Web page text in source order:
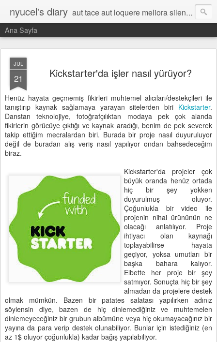
nyucel's diary aut tace aut loquere meliora silentio
Ana Sayfa
JUL
21 Kickstarter'da işler nasıl yürüyor?
Henüz hayata geçmemiş fikirleri muhtemel alıcıları/destekçileri ile
tanıştırıp kaynak sağlamaya yarayan sitelerden biri Kickstarter.
Danstan teknolojiye, fotoğrafçılıktan modaya pek çok alanda
fikirlerin görücüye çıktığı ve kaynak aradığı, benim de pek severek
takip ettiğim mecralardan biri. Burada bir proje nasıl duyuruluyor
değil de buradan alış veriş nasıl yapılıyor ondan bahsedeceğim
biraz.
Kickstarter'da projeler çok
büyük oranda henüz ortada
hiç bir şey yokken
duyurulmuş oluyor.
Çoğunlukla bir video ile
projenin nihai ürününün ne
olacağı anlatılıyor. Proje
ihtiyacı olan kaynağı
toplayabilirse hayata
geçiyor, yoksa umutları bir
başka bahara kalıyor.
Elbette her proje bir şey
satmıyor. Sonuçta hiç bir şey
almadan da projelere destek
olmak mümkün. Bazen bir patates salatası yapılırken adınız
söylensin diye, bazen de hiç dinlemediğiniz ve muhtemelen
dinlemeyeceğiniz bir grubun albümüne veya hiç okumayacağınız bir
yayına da para verip destek olunabiliyor. Bunlar için istediğiniz (en
az 1$ oluyor çoğunlukla) kadar bağış yapılabiliyor.